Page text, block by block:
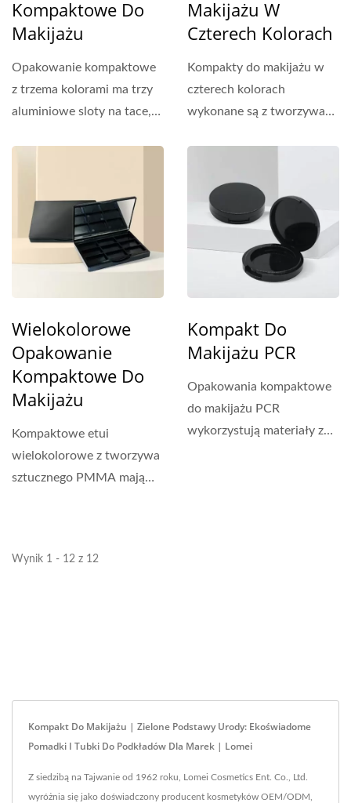
Kompaktowe Do
Makijażu
Opakowanie kompaktowe
z trzema kolorami ma trzy
aluminiowe sloty na tace,
Makijażu W
Czterech Kolorach
Kompakty do makijażu w
czterech kolorach
wykonane są z tworzywa
Wielokolorowe
Opakowanie
Kompaktowe Do
Makijażu
Kompaktowe etui
wielokolorowe z tworzywa
sztucznego PMMA mają
Kompakt Do
Makijażu PCR
Opakowania kompaktowe
do makijażu PCR
wykorzystują materiały z
Wynik 1 - 12 z 12
Kompakt Do Makijażu | Zielone Podstawy Urody: Ekoświadome
Pomadki I Tubki Do Podkładów Dla Marek | Lomei
Z siedzibą na Tajwanie od 1962 roku, Lomei Cosmetics Ent. Co., Ltd.
wyróżnia się jako doświadczony producent kosmetyków OEM/ODM,